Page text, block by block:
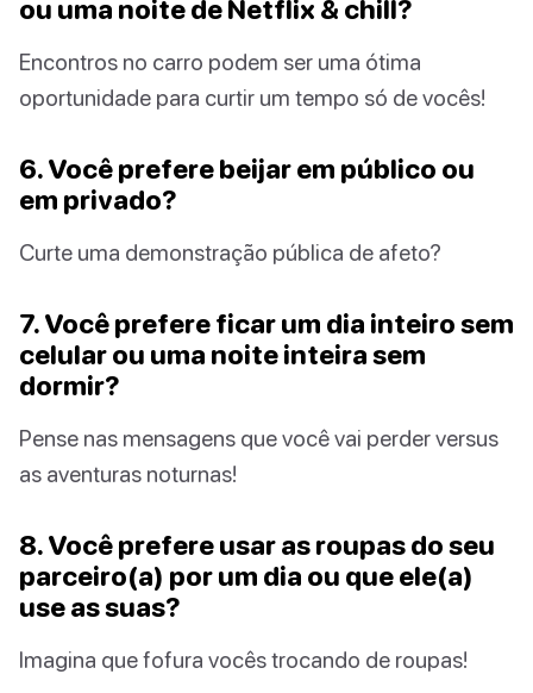
ou uma noite de Netflix & chill?
Encontros no carro podem ser uma ótima
oportunidade para curtir um tempo só de vocês!
6. Você prefere beijar em público ou
em privado?
Curte uma demonstração pública de afeto?
7. Você prefere ficar um dia inteiro sem
celular ou uma noite inteira sem
dormir?
Pense nas mensagens que você vai perder versus
as aventuras noturnas!
8. Você prefere usar as roupas do seu
parceiro(a) por um dia ou que ele(a)
use as suas?
Imagina que fofura vocês trocando de roupas!